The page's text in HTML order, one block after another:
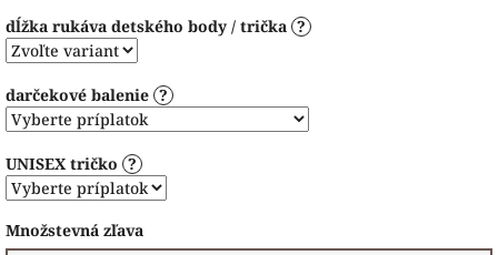
dĺžka rukáva detského body / trička ?
darčekové balenie ?
UNISEX tričko ?
Množstevná zľava